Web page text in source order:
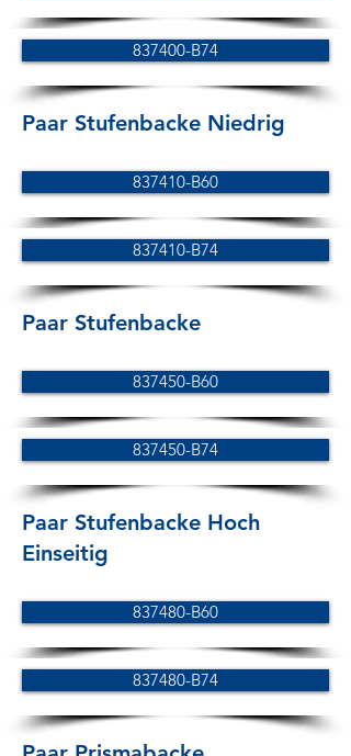
837400-B74
Paar Stufenbacke Niedrig
837410-B60
837410-B74
Paar Stufenbacke
837450-B60
837450-B74
Paar Stufenbacke Hoch
Einseitig
837480-B60
837480-B74